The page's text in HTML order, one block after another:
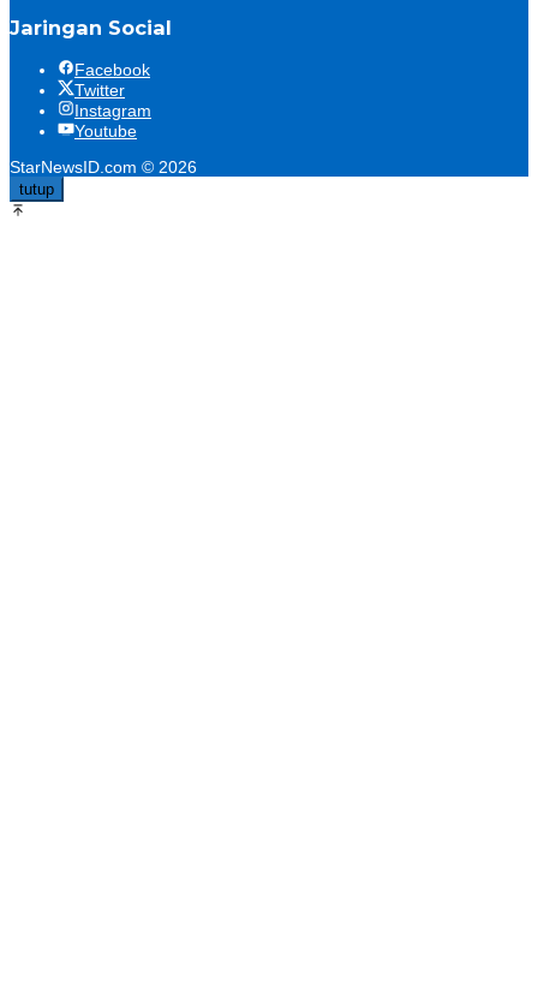
Jaringan Social
Facebook
Twitter
Instagram
Youtube
StarNewsID.com © 2026
tutup